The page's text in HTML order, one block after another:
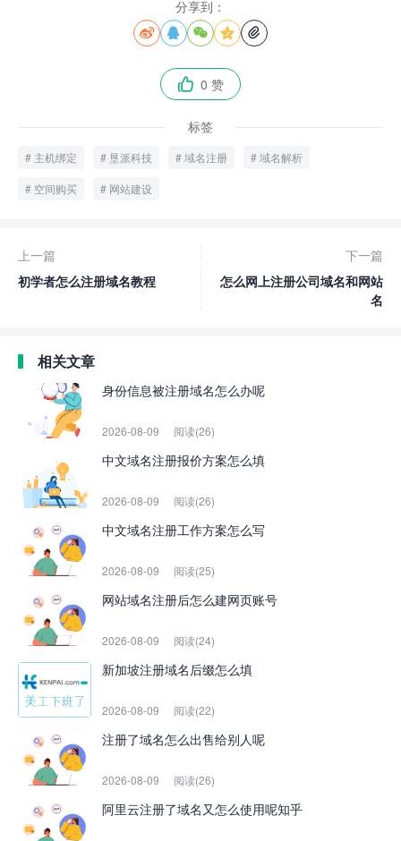
分享到：
    
 0 赞
标签
主机绑定 垦派科技 域名注册 域名解析
空间购买 网站建设
上一篇
初学者怎么注册域名教程
下一篇
怎么网上注册公司域名和网站
名
相关文章
身份信息被注册域名怎么办呢
2026-08-09 阅读(26)
中文域名注册报价方案怎么填
2026-08-09 阅读(26)
中文域名注册工作方案怎么写
2026-08-09 阅读(25)
网站域名注册后怎么建网页账号
2026-08-09 阅读(24)
新加坡注册域名后缀怎么填
2026-08-09 阅读(22)
注册了域名怎么出售给别人呢
2026-08-09 阅读(26)
阿里云注册了域名又怎么使用呢知乎